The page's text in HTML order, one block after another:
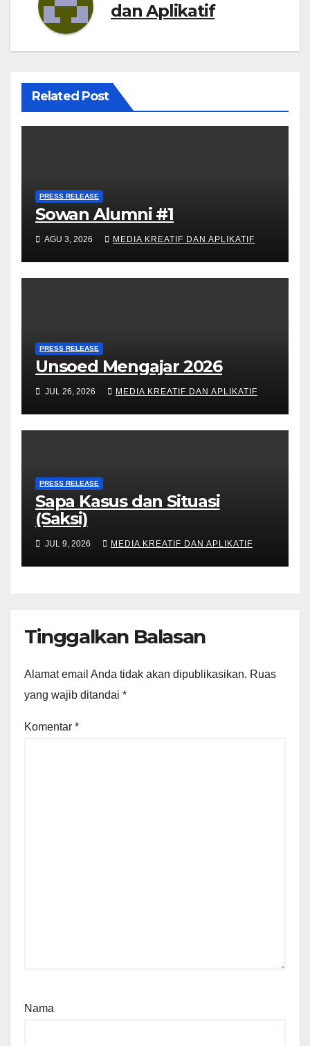
dan Aplikatif
Related Post
PRESS RELEASE
Sowan Alumni #1
AGU 3, 2026 MEDIA KREATIF DAN APLIKATIF
PRESS RELEASE
Unsoed Mengajar 2026
JUL 26, 2026 MEDIA KREATIF DAN APLIKATIF
PRESS RELEASE
Sapa Kasus dan Situasi
(Saksi)
JUL 9, 2026 MEDIA KREATIF DAN APLIKATIF
Tinggalkan Balasan
Alamat email Anda tidak akan dipublikasikan. Ruas
yang wajib ditandai *
Komentar *
Nama